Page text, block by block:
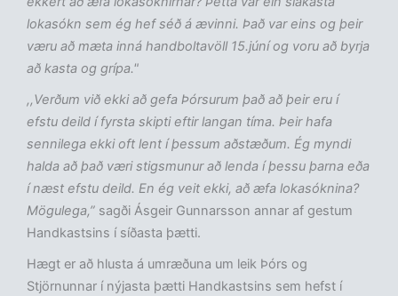
lokasókn sem ég hef séð á ævinni. Það var eins og þeir
væru að mæta inná handboltavöll 15.júní og voru að byrja
að kasta og grípa."
,,Verðum við ekki að gefa Þórsurum það að þeir eru í
efstu deild í fyrsta skipti eftir langan tíma. Þeir hafa
sennilega ekki oft lent í þessum aðstæðum. Ég myndi
halda að það væri stigsmunur að lenda í þessu þarna eða
í næst efstu deild. En ég veit ekki, að æfa lokasóknina?
Mögulega,” sagði Ásgeir Gunnarsson annar af gestum
Handkastsins í síðasta þætti.
Hægt er að hlusta á umræðuna um leik Þórs og
Stjörnunnar í nýjasta þætti Handkastsins sem hefst í